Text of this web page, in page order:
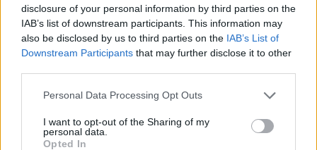
disclosure of your personal information by third parties on the
IAB’s list of downstream participants. This information may
also be disclosed by us to third parties on the IAB’s List of
Downstream Participants that may further disclose it to other
Personal Data Processing Opt Outs
I want to opt-out of the Sharing of my
personal data.
Opted In